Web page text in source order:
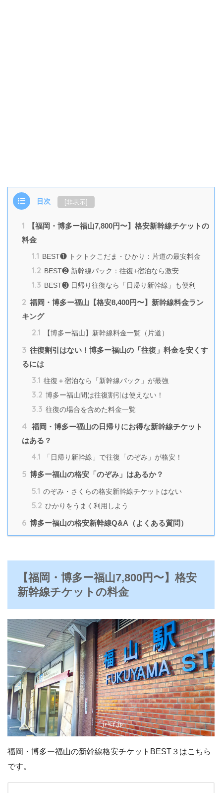
目次 [非表示]
1
【福岡・博多ー福山7,800円〜】格安新幹線チケットの
料金
1.1 BEST❶ トクトクこだま・ひかり：片道の最安料金
1.2 BEST❷ 新幹線パック：往復+宿泊なら激安
1.3 BEST❸ 日帰り往復なら「日帰り新幹線」も便利
2 福岡・博多ー福山【格安8,400円〜】新幹線料金ラン
キング
2.1 【博多ー福山】新幹線料金一覧（片道）
3 往復割引はない！博多ー福山の「往復」料金を安くす
るには
3.1 往復＋宿泊なら「新幹線パック」が最強
3.2 博多ー福山間は往復割引は使えない！
3.3 往復の場合を含めた料金一覧
4 福岡・博多ー福山の日帰りにお得な新幹線チケット
はある？
4.1 「日帰り新幹線」で往復「のぞみ」が格安！
5 博多ー福山の格安「のぞみ」はあるか？
5.1 のぞみ・さくらの格安新幹線チケットはない
5.2 ひかりをうまく利用しよう
6 博多ー福山の格安新幹線Q&A（よくある質問）
【福岡・博多ー福山7,800円〜】格安
新幹線チケットの料金
福岡・博多ー福山の新幹線格安チケットBEST３はこちら
です。